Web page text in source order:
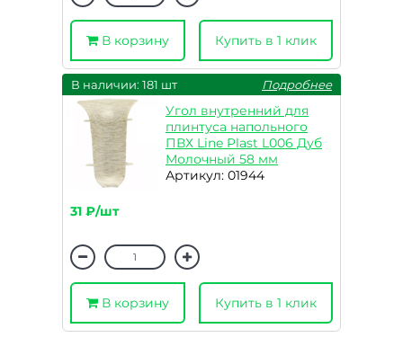
В корзину Купить в 1 клик
В наличии: 181 шт Подробнее
Угол внутренний для
плинтуса напольного
ПВХ Line Plast L006 Дуб
Молочный 58 мм
Артикул: 01944
31 ₽/шт
В корзину Купить в 1 клик